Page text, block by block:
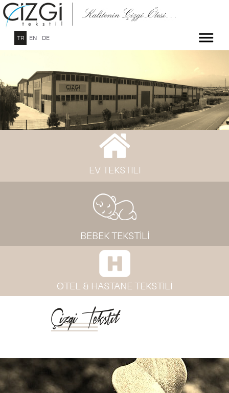
TR EN DE
EV TEKSTİLİ
BEBEK TEKSTİLİ
OTEL & HASTANE TEKSTİLİ
Çizgi Tekstil